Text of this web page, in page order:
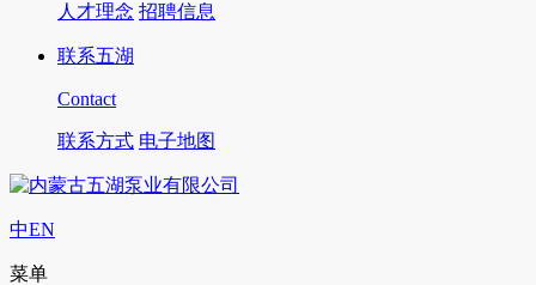
人才理念 招聘信息
联系五湖
Contact
联系方式 电子地图
中EN
菜单